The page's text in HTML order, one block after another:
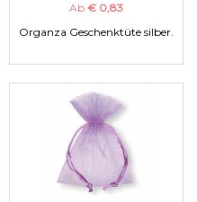
Ab € 0,83
Organza Geschenktüte silber.